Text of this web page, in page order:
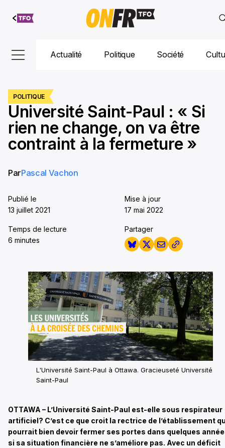
Aller au
contenu
Actualité Politique Société
POLITIQUE
Université Saint-Paul : « Si
rien ne change, on va être
contraint à la fermeture »
ParPascal Vachon
Publié le
13 juillet 2021
Mise à jour
17 mai 2022
Temps de lecture
6 minutes
Partager
L'Université Saint-Paul à Ottawa. Gracieuseté Université
Saint-Paul
OTTAWA – L’Université Saint-Paul est-elle sous respirateur
artificiel? C’est ce que croit la rectrice de l’établissement
pourrait bien devoir fermer ses portes dans quelques
si sa situation financière ne s’améliore pas. Avec un déficit